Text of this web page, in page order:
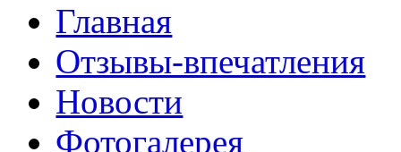
Главная
Отзывы-впечатления
Новости
Фотогалерея